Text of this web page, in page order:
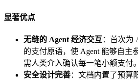
显著优点
无缝的 Agent 经济交互 ：首次为
的支付原语，使 Agent 能够自主
需人类介入确认每一笔小额支付。
安全设计完善：文档内置了预算